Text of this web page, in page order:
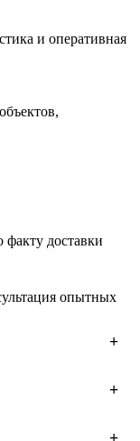
и оперативная
доставки
опытных
в